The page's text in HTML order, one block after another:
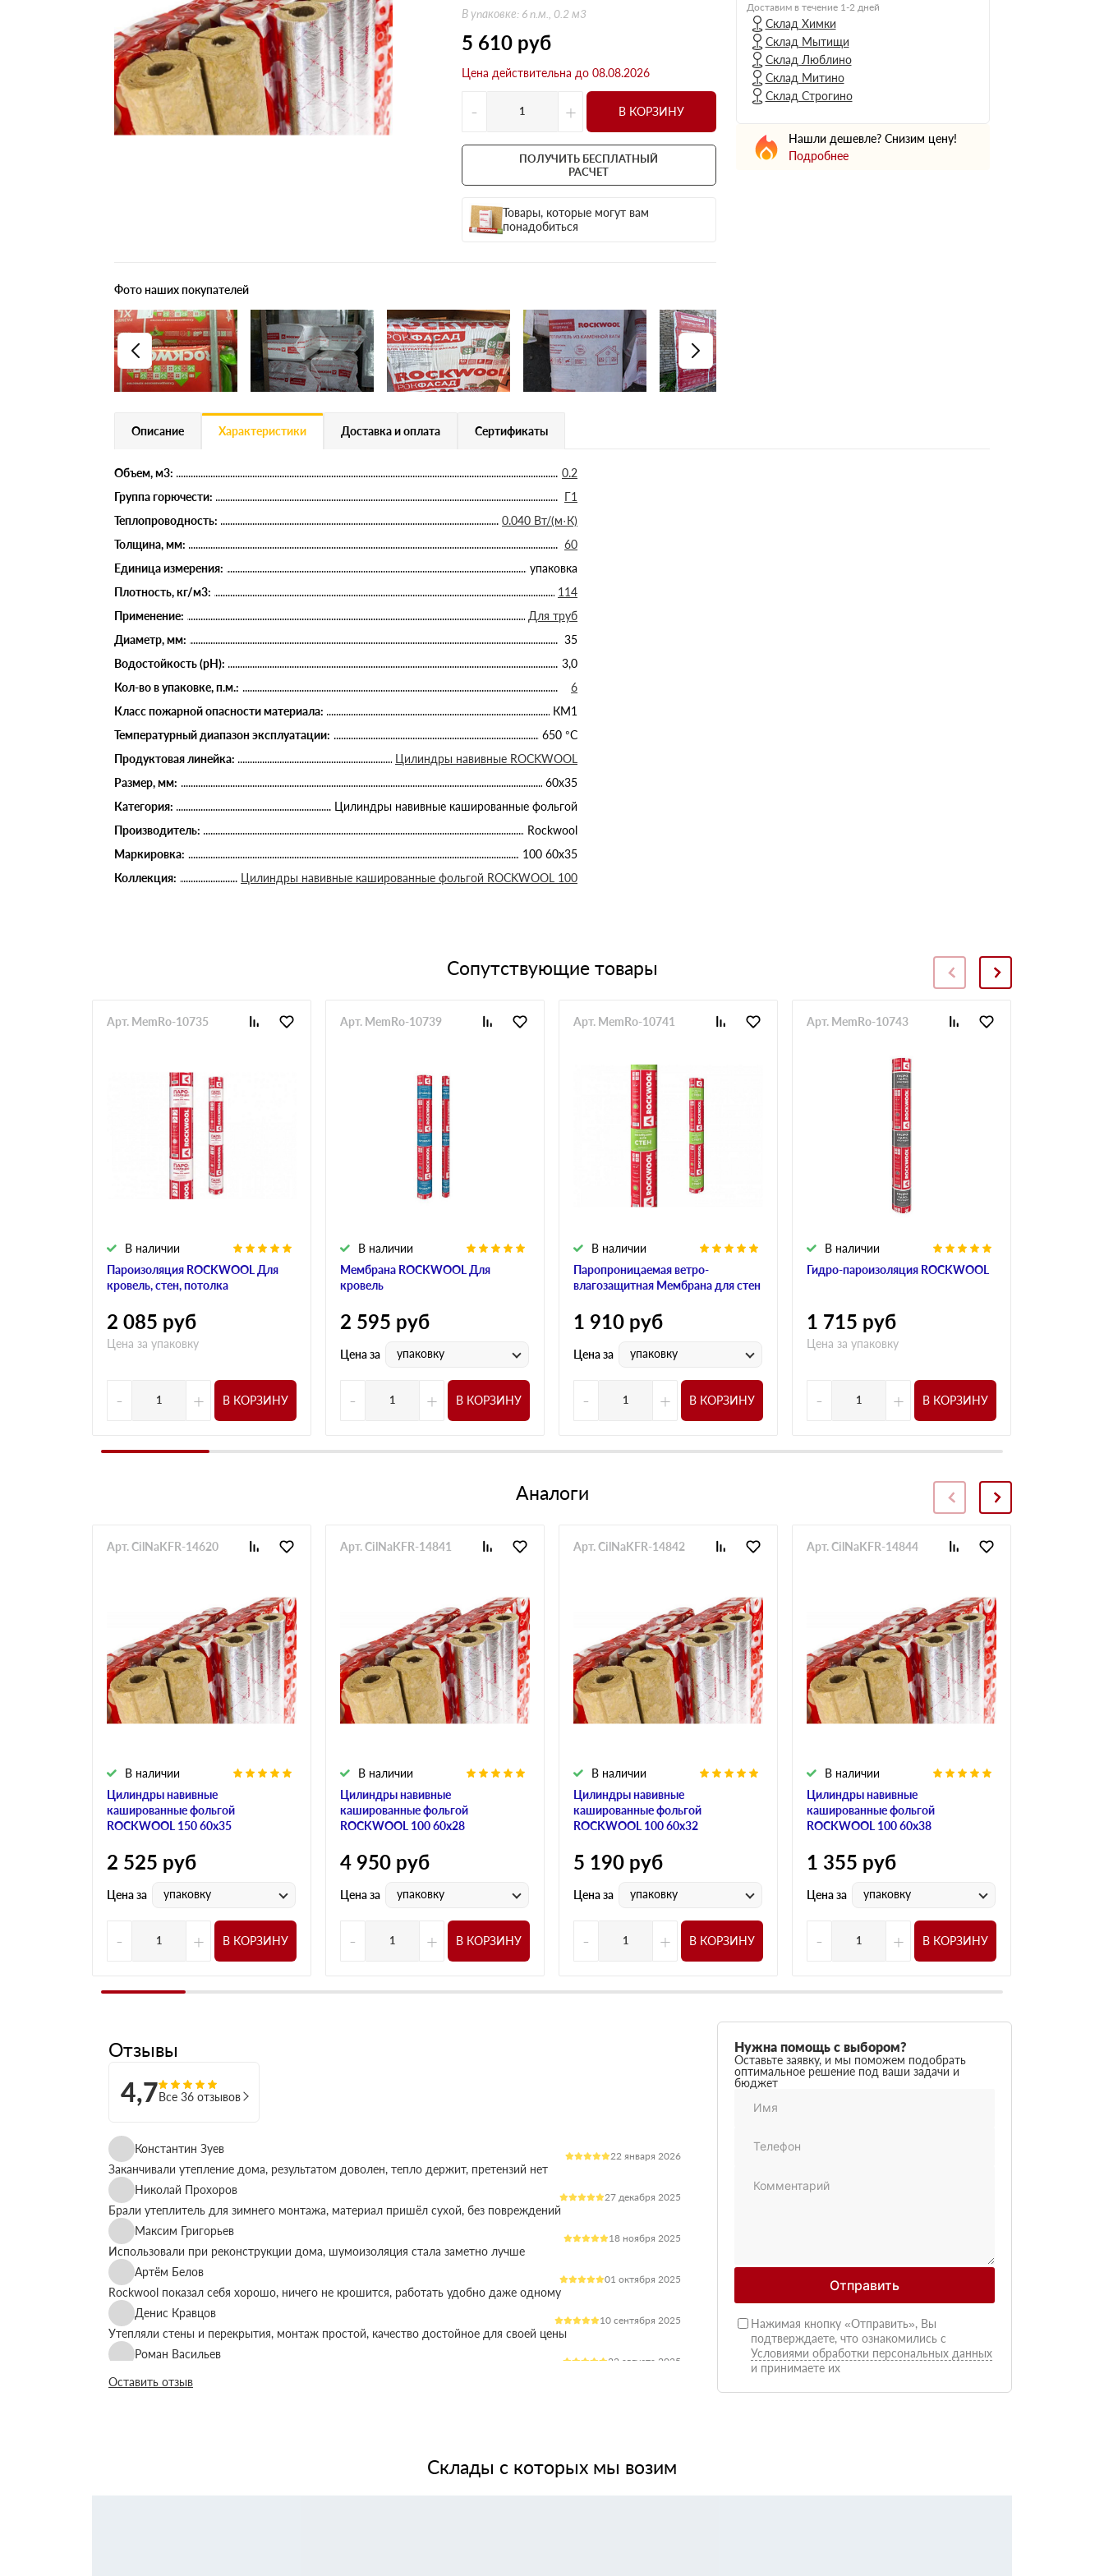
Плитные материалы
Н Оптима
Д Оптима
50 мм
100 мм
Техническая изоляция
Цилиндры навивные
CONLIT SL 150
50 мм
50 мм
100 мм
150 мм
Д Оптима
В Оптима
Д Стандарт
Н Экстра
Для стен
В упаковке: 6 п.м., 0.2 м3
5 610 руб
Цена действительна до 08.08.2026
- + В КОРЗИНУ
ПОЛУЧИТЬ БЕСПЛАТНЫЙ
РАСЧЕТ
Товары, которые могут вам
понадобиться
Доставим в течение 1-2 дней
Склад Химки
Склад Мытищи
Склад Люблино
Склад Митино
Склад Строгино
Нашли дешевле? Снизим цену!
Подробнее
Фото наших покупателей
Описание Характеристики Доставка и оплата Сертификаты
Объем, м3:
0.2
Группа горючести:
Г1
Теплопроводность:
0.040 Вт/(м·К)
Толщина, мм:
60
Единица измерения:
упаковка
Плотность, кг/м3:
114
Применение:
Для труб
Диаметр, мм:
35
Водостойкость (рН):
3,0
Кол-во в упаковке, п.м.:
6
Класс пожарной опасности материала:
КМ1
Температурный диапазон эксплуатации:
650 °С
Продуктовая линейка:
Цилиндры навивные ROCKWOOL
Размер, мм:
60х35
Категория:
Цилиндры навивные кашированные фольгой
Производитель:
Rockwool
Маркировка:
100 60х35
Коллекция:
Цилиндры навивные кашированные фольгой ROCKWOOL 100
Сопутствующие товары
Пароизоляция ROCKWOOL Для
кровель, стен, потолка
В наличии
Арт. MemRo-10735
2 085 руб
Цена за упаковку
- + В КОРЗИНУ
Мембрана ROCKWOOL Для
кровель
В наличии
Арт. MemRo-10739
2 595 руб
Цена за упаковку
- + В КОРЗИНУ
Паропроницаемая ветро-
влагозащитная Мембрана для стен
В наличии
Арт. MemRo-10741
1 910 руб
Цена за упаковку
- + В КОРЗИНУ
Гидро-пароизоляция ROCKWOOL
В наличии
Арт. MemRo-10743
1 715 руб
Цена за упаковку
- + В КОРЗИНУ
Аналоги
Цилиндры навивные
кашированные фольгой
ROCKWOOL 150 60х35
В наличии
Арт. CilNaKFR-14620
2 525 руб
Цена за упаковку
- + В КОРЗИНУ
Цилиндры навивные
кашированные фольгой
ROCKWOOL 100 60х28
В наличии
Арт. CilNaKFR-14841
4 950 руб
Цена за упаковку
- + В КОРЗИНУ
Цилиндры навивные
кашированные фольгой
ROCKWOOL 100 60х32
В наличии
Арт. CilNaKFR-14842
5 190 руб
Цена за упаковку
- + В КОРЗИНУ
Цилиндры навивные
кашированные фольгой
ROCKWOOL 100 60х38
В наличии
Арт. CilNaKFR-14844
1 355 руб
Цена за упаковку
- + В КОРЗИНУ
Отзывы
4,7Все 36 отзывов
Константин Зуев
22 января 2026
Заканчивали утепление дома, результатом доволен, тепло держит, претензий нет
Николай Прохоров
27 декабря 2025
Брали утеплитель для зимнего монтажа, материал пришёл сухой, без повреждений
Максим Григорьев
18 ноября 2025
Использовали при реконструкции дома, шумоизоляция стала заметно лучше
Артём Белов
01 октября 2025
Rockwool показал себя хорошо, ничего не крошится, работать удобно даже одному
Денис Кравцов
10 сентября 2025
Утепляли стены и перекрытия, монтаж простой, качество достойное для своей цены
Роман Васильев
22 августа 2025
Материал соответствует описанию, после утепления расходы на отопление стали ниже
Оставить отзыв
Нужна помощь с выбором?
Оставьте заявку, и мы поможем подобрать
оптимальное решение под ваши задачи и
бюджет
Отправить
Нажимая кнопку «Отправить», Вы
подтверждаете, что ознакомились с
Условиями обработки персональных данных
и принимаете их
Склады с которых мы возим